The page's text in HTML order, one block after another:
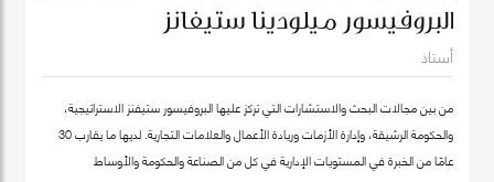
البروفيسور ميلودينا ستيفانز
أستاذ
من بين مجالات البحث والاستشارات التي تركز عليها البروفيسور ستيفنز الاستراتيجية،
والحكومة الرشيقة، وإدارة الأزمات وريادة الأعمال والعلامات التجارية. لديها ما يقارب 30
عامًا من الخبرة في المستويات الإدارية في كل من الصناعة والحكومة والأوساط